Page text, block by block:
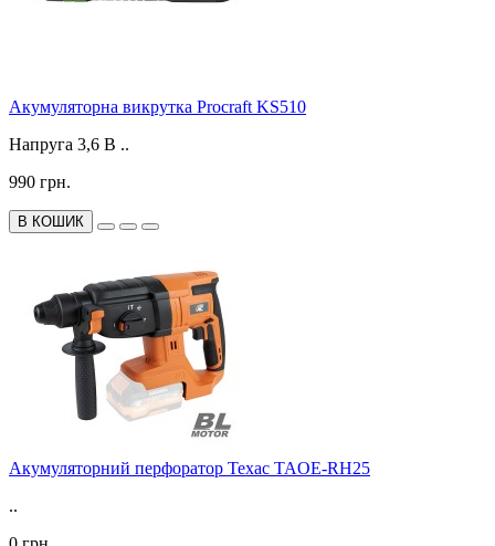
Акумуляторна викрутка Procraft KS510
Напруга 3,6 В ..
990 грн.
В КОШИК
Акумуляторний перфоратор Техас TAOE-RH25
..